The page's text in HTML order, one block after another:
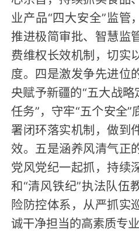
业产品“四大安全”监管
推进极简审批、智慧监
费维权长效机制，切实
度。四是激发争先进位
央赋予新疆的“五大战
任务”，守牢“五个安全
署闭环落实机制，做到
效。五是涵养风清气正
党风党纪一起抓，持续
和“清风铁纪”执法队伍
险防控体系，从严抓实
诚干净担当的高素质专